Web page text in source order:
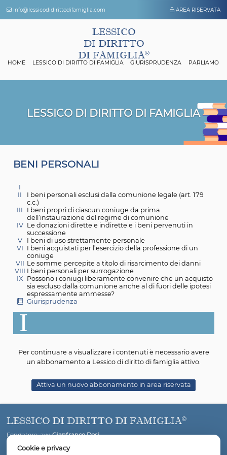
info@lessicodidirittodifamiglia.com AREA
LESSICO
DI DIRITTO
DI FAMIGLIA
LESSICO DI DIRITTO DI
B ENI PERSONALI
II
I beni personali esclusi dalla comunione legale (art.
c.c.)
III
I beni propri di ciascun coniuge da prima
dell’instaurazione del regime di comunione
IV Le donazioni dirette e indirette e i beni pervenuti in
successione
V I beni di uso strettamente personale
VI I beni acquistati per l’esercizio della professione di
coniuge
VII Le somme percepite a titolo di risarcimento dei
sia escluso dalla comunione anche al di fuori delle
Giurisprudenza
I
un abbonamento a Lessico di diritto di famiglia
Attiva un nuovo abbonamento in area riservata